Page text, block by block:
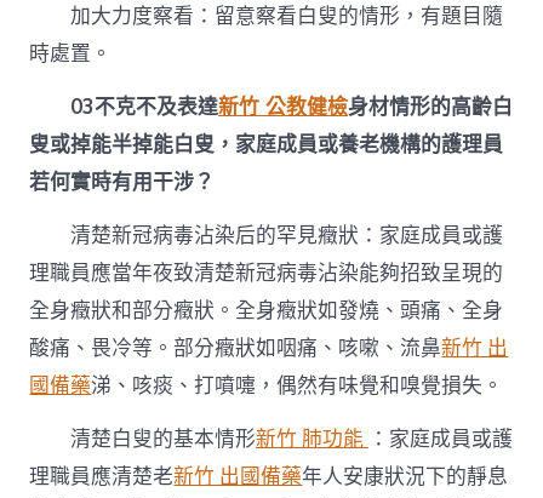
加大力度察看：留意察看白叟的情形，有題目隨
時處置。
03不克不及表達新竹 公教健檢身材情形的高齡白
叟或掉能半掉能白叟，家庭成員或養老機構的護理員
若何實時有用干涉？
清楚新冠病毒沾染后的罕見癥狀：家庭成員或護
理職員應當年夜致清楚新冠病毒沾染能夠招致呈現的
全身癥狀和部分癥狀。全身癥狀如發燒、頭痛、全身
酸痛、畏冷等。部分癥狀如咽痛、咳嗽、流鼻新竹 出
國備藥涕、咳痰、打噴嚏，偶然有味覺和嗅覺損失。
清楚白叟的基本情形新竹 肺功能 ：家庭成員或護
理職員應清楚老新竹 出國備藥年人安康狀況下的靜息